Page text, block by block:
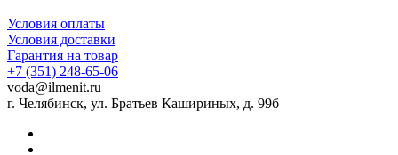
Условия оплаты
Условия доставки
Гарантия на товар
+7 (351) 248-65-06
voda@ilmenit.ru
г. Челябинск, ул. Братьев Кашириных, д. 99б